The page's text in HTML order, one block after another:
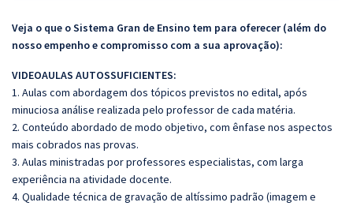
Veja o que o Sistema Gran de Ensino tem para oferecer (além do
nosso empenho e compromisso com a sua aprovação):
VIDEOAULAS AUTOSSUFICIENTES:
1. Aulas com abordagem dos tópicos previstos no edital, após
minuciosa análise realizada pelo professor de cada matéria.
2. Conteúdo abordado de modo objetivo, com ênfase nos aspectos
mais cobrados nas provas.
3. Aulas ministradas por professores especialistas, com larga
experiência na atividade docente.
4. Qualidade técnica de gravação de altíssimo padrão (imagem e